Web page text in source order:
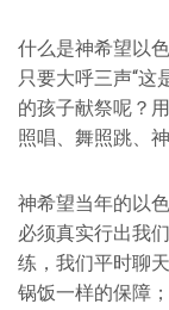
什么是神希望以
只要大呼三声“这
的孩子献祭呢？
照唱、舞照跳、
神希望当年的以
必须真实行出我
练，我们平时聊
锅饭一样的保障